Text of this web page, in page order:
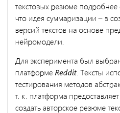
текстовых резюме
что идея суммаризации – в
версий текстов на основе
нейромодели.
Для эксперимента был
платформеReddit. Тексты
тестирования методов
т. к. платформа
создать авторское резюме